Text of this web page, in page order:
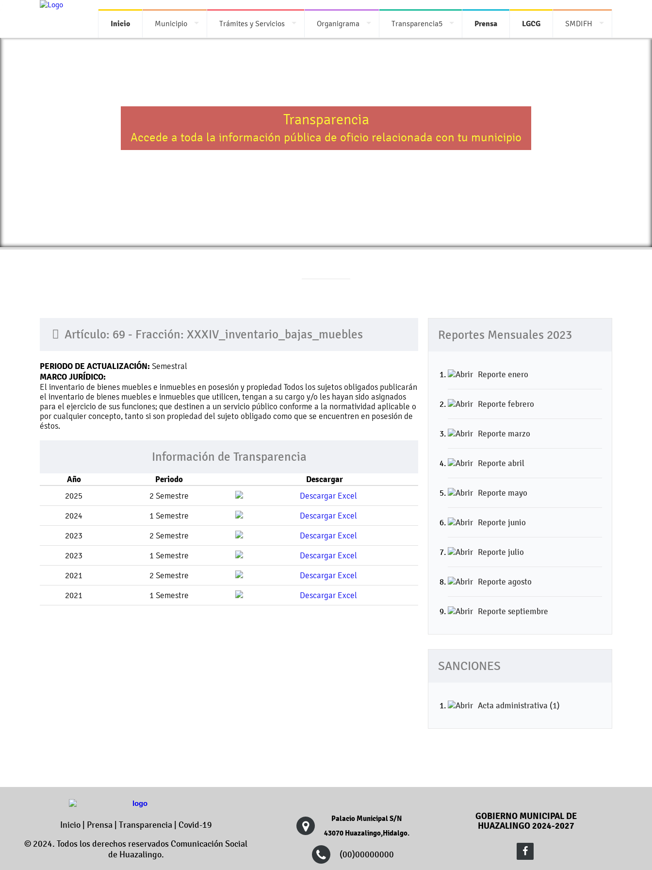
Inicio Municipio Trámites y Servicios Organigrama Transparencia5 Prensa LGCG SMDIFH
Transparencia
Accede a toda la información pública de oficio relacionada con tu municipio
Artículo: 69 - Fracción: XXXIV_inventario_bajas_muebles
PERIODO DE ACTUALIZACIÓN: Semestral
MARCO JURÍDICO:
El inventario de bienes muebles e inmuebles en posesión y propiedad Todos los sujetos obligados publicarán
el inventario de bienes muebles e inmuebles que utilicen, tengan a su cargo y/o les hayan sido asignados
para el ejercicio de sus funciones; que destinen a un servicio público conforme a la normatividad aplicable o
por cualquier concepto, tanto si son propiedad del sujeto obligado como que se encuentren en posesión de
éstos.
Información de Transparencia
Año Periodo Descargar
2025 2 Semestre
2024 1 Semestre
2023 2 Semestre
2023 1 Semestre
2021 2 Semestre
2021 1 Semestre
Reportes Mensuales 2023
Reporte enero
Reporte febrero
Reporte marzo
Reporte abril
Reporte mayo
Reporte junio
Reporte julio
Reporte agosto
Reporte septiembre
SANCIONES
Acta administrativa (1)
Inicio| Prensa Transparencia
Covid-19
© 2024. Todos los derechos reservados Comunicación Social
de Huazalingo.
Palacio Municipal S/N
43070 Huazalingo,Hidalgo.
(00)00000000
GOBIERNO MUNICIPAL DE
HUAZALINGO 2024-2027